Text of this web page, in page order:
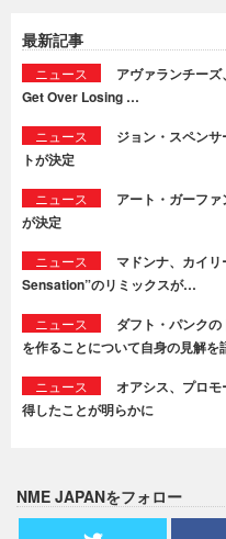
最新記事
ニュース
アヴァランチー
Get Over Losing …
ニュース
ジョン・スペン
トが決定
ニュース
アート・ガーフ
が決定
ニュース
マドンナ、カイ
Sensation”のリミックスが…
ニュース
ダフト・パンク
を作ることについて自身の見解を
ニュース
オアシス、プロ
得したことが明らかに
NME JAPANをフォロー